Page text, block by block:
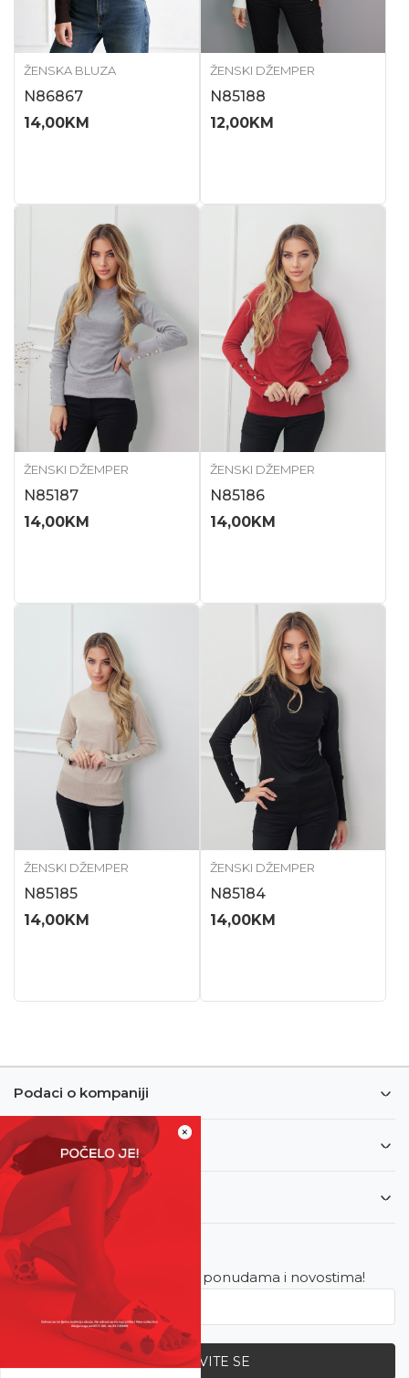
×
ŽENSKA BLUZA
N86867
14,00KM
ŽENSKI DŽEMPER
N85188
12,00KM
ŽENSKI DŽEMPER
N85187
14,00KM
ŽENSKI DŽEMPER
N85186
14,00KM
ŽENSKI DŽEMPER
N85185
14,00KM
ŽENSKI DŽEMPER
N85184
14,00KM
Podaci o kompaniji
Informacije
Korisnički servis
Newsletter
Budite u toku sa najnovijim ponudama i novostima!
PRIJAVITE SE